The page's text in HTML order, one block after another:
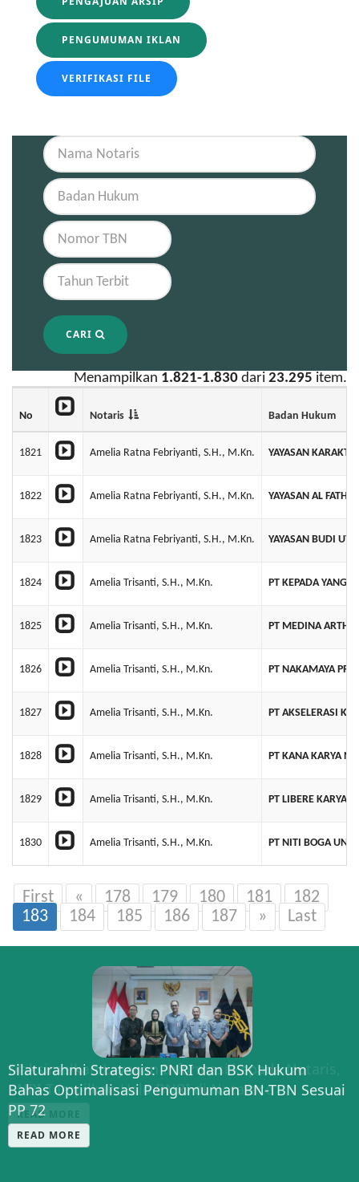
PENGUMUMAN IKLAN
VERIFIKASI FILE
CARI
Menampilkan 1.821-1.830 dari 23.295 item.
No Notaris Badan Hukum
1821 Amelia Ratna Febriyanti, S.H., M.Kn. YAYASAN
1822 Amelia Ratna Febriyanti, S.H., M.Kn. YAYASAN AL FATH
1823 Amelia Ratna Febriyanti, S.H., M.Kn. YAYASAN BUDI
1824 Amelia Trisanti, S.H., M.Kn. PT KEPADA YANG
1825 Amelia Trisanti, S.H., M.Kn. PT MEDINA ARTHA
1826 Amelia Trisanti, S.H., M.Kn. PT NAKAMAYA
1827 Amelia Trisanti, S.H., M.Kn. PT AKSELERASI
1828 Amelia Trisanti, S.H., M.Kn. PT KANA KARYA
1829 Amelia Trisanti, S.H., M.Kn. PT LIBERE KARYA
1830 Amelia Trisanti, S.H., M.Kn. PT NITI BOGA
First « 178 179 180 181
182
183
184 185 186 187 » Last
Maksimalkan Layanan Informasi kepada Notaris,
PNRI Tampilkan Halo BNRI di Notarace
READ MORE
Silaturahmi Strategis: PNRI dan BSK Hukum
Bahas Optimalisasi Pengumuman BN-TBN Sesuai
PP 72
READ MORE